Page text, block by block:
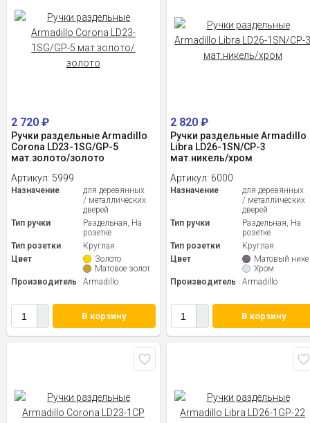
2 720 ₽
Ручки раздельные Armadillo
Corona LD23-1SG/GP-5
мат.золото/золото
Артикул: 5999
Назначение
для деревянных
/ металлических
дверей
Тип ручки
Раздельная, На
розетке
Тип розетки
Круглая
Цвет
Золото
Матовое золото
Производитель
Armadillo
В корзину
2 820₽
Ручки раздельные Armadillo
Libra LD26-1SN/CP-3
мат.никель/хром
Артикул: 6000
Назначение
для деревянных
/ металлических
дверей
Тип ручки
Раздельная, На
розетке
Тип розетки
Круглая
Цвет
Матовый
Хром
Производитель
Armadillo
В корзину